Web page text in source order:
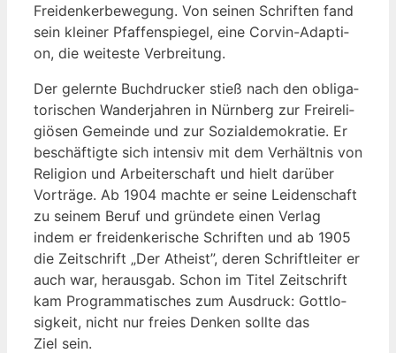
Frei­den­ker­be­we­gung. Von sei­nen Schrif­ten fand
sein klei­ner Pfaf­fen­spie­gel, eine Cor­vin-Adap­ti­
on, die wei­tes­te Verbreitung.
Der gelern­te Buch­dru­cker stieß nach den obli­ga­
to­ri­schen Wan­der­jah­ren in Nürn­berg zur Frei­re­li­
giö­sen Gemein­de und zur Sozi­al­de­mo­kra­tie. Er
beschäf­tig­te sich inten­siv mit dem Ver­hält­nis von
Reli­gi­on und Arbei­ter­schaft und hielt dar­über
Vor­trä­ge. Ab 1904 mach­te er sei­ne Lei­den­schaft
zu sei­nem Beruf und grün­de­te einen Ver­lag
indem er frei­den­ke­ri­sche Schrif­ten und ab 1905
die Zeit­schrift „Der Athe­ist”, deren Schrift­lei­ter er
auch war, her­aus­gab. Schon im Titel Zeit­schrift
kam Pro­gram­ma­ti­sches zum Aus­druck: Gott­lo­
sig­keit, nicht nur frei­es Den­ken soll­te das
Ziel sein.